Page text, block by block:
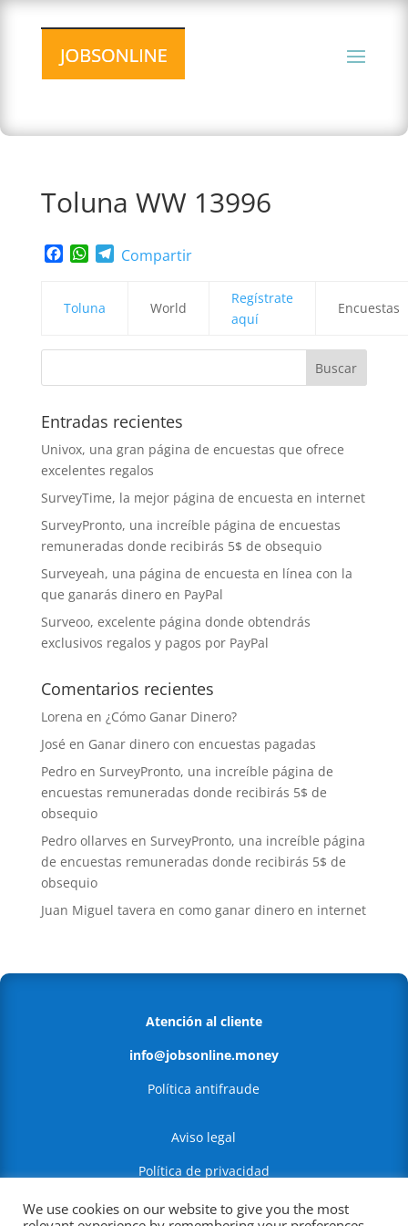
Toluna WW 13996
Facebook
WhatsApp
Telegram
Compartir
Toluna World
Regístrate
aquí
Encuestas
Entradas recientes
Univox, una gran página de encuestas que ofrece
excelentes regalos
SurveyTime, la mejor página de encuesta en internet
SurveyPronto, una increíble página de encuestas
remuneradas donde recibirás 5$ de obsequio
Surveyeah, una página de encuesta en línea con la
que ganarás dinero en PayPal
Surveoo, excelente página donde obtendrás
exclusivos regalos y pagos por PayPal
Comentarios recientes
Lorena en ¿Cómo Ganar Dinero?
José en Ganar dinero con encuestas pagadas
Pedroen SurveyPronto, una increíble página de
encuestas remuneradas donde recibirás 5$ de
obsequio
Pedro ollarves en SurveyPronto, una increíble página
de encuestas remuneradas donde recibirás 5$ de
obsequio
Juan Miguel tavera en como ganar dinero en internet
Atención al cliente
info@jobsonline.money
Política antifraude
Aviso legal
Política de privacidad
Política de Cookies
We use cookies on our website to give you the most